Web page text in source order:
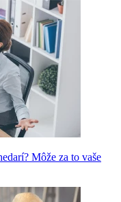
Môže za to vaše